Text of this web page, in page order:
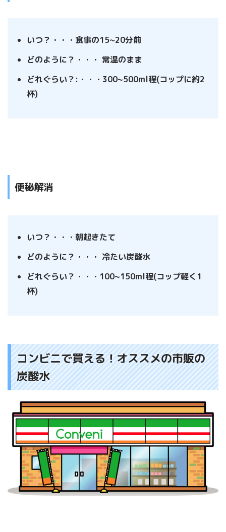
いつ？・・・食事の15~20分前
どのように？・・・ 常温のまま
どれぐらい？:・・・300~500ml程(コップに約2
杯)
便秘解消
いつ？・・・朝起きたて
どのように？・・・ 冷たい炭酸水
どれぐらい？・・・100~150ml程(コップ軽く1
杯)
コンビニで買える！オススメの市販の
炭酸水